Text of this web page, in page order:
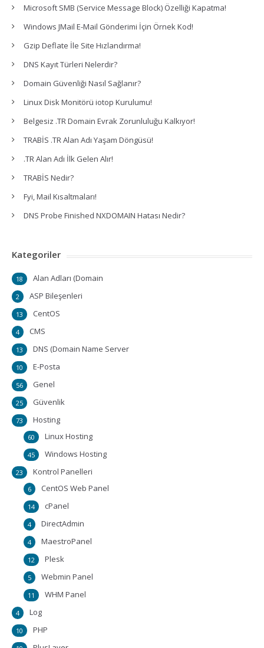
Microsoft SMB (Service Message Block) Özelliği Kapatma!
Windows JMail E-Mail Gönderimi İçin Örnek Kod!
Gzip Deflate İle Site Hızlandırma!
DNS Kayıt Türleri Nelerdir?
Domain Güvenliği Nasıl Sağlanır?
Linux Disk Monitörü iotop Kurulumu!
Belgesiz .TR Domain Evrak Zorunluluğu Kalkıyor!
TRABİS .TR Alan Adı Yaşam Döngüsü!
.TR Alan Adı İlk Gelen Alır!
TRABİS Nedir?
Fyi, Mail Kısaltmaları!
DNS Probe Finished NXDOMAIN Hatası Nedir?
Kategoriler
Alan Adları (Domain
18
ASP Bileşenleri
2
CentOS
13
CMS
4
DNS (Domain Name Server
13
E-Posta
10
Genel
56
Güvenlik
25
Hosting
73
Linux Hosting
60
Windows Hosting
45
Kontrol Panelleri
23
CentOS Web Panel
6
cPanel
14
DirectAdmin
4
MaestroPanel
4
Plesk
12
Webmin Panel
5
WHM Panel
11
Log
4
PHP
10